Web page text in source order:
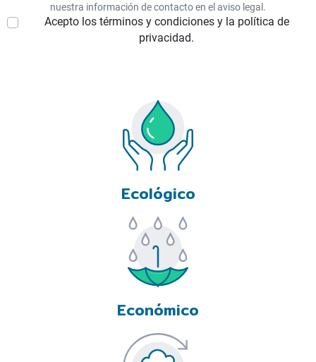
nuestra información de contacto en el aviso legal.
Acepto los términos y condiciones y la política de
privacidad.
Ecológico
Económico